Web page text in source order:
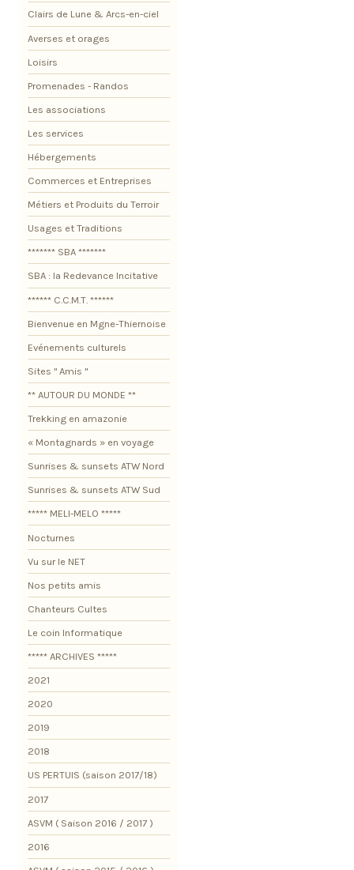
Clairs de Lune & Arcs-en-ciel
Averses et orages
Loisirs
Promenades - Randos
Les associations
Les services
Hébergements
Commerces et Entreprises
Métiers et Produits du Terroir
Usages et Traditions
******* SBA *******
SBA : la Redevance Incitative
****** C.C.M.T. ******
Bienvenue en Mgne-Thiernoise
Evénements culturels
Sites " Amis "
** AUTOUR DU MONDE **
Trekking en amazonie
« Montagnards » en voyage
Sunrises & sunsets ATW Nord
Sunrises & sunsets ATW Sud
***** MELI-MELO *****
Nocturnes
Vu sur le NET
Nos petits amis
Chanteurs Cultes
Le coin Informatique
***** ARCHIVES *****
2021
2020
2019
2018
US PERTUIS (saison 2017/18)
2017
ASVM ( Saison 2016 / 2017 )
2016